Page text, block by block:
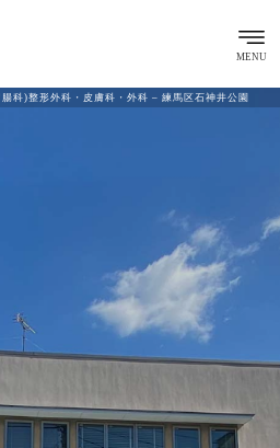
科)整形外科・皮膚科・外科 – 練馬区石神井公園
MENU